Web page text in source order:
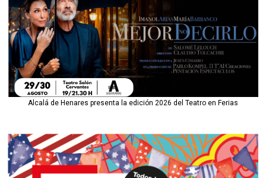
Alcalá de Henares presenta la edición 2026 del Teatro en Ferias